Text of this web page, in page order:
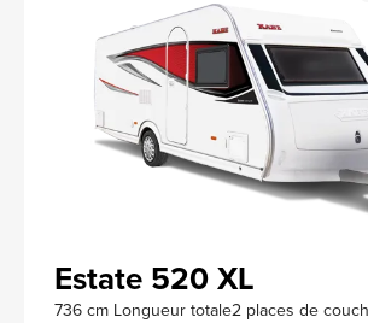
Estate 520 XL
736 cm Longueur totale2 places de